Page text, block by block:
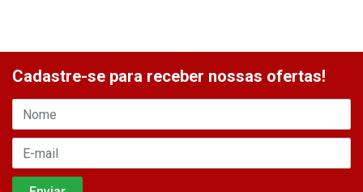
Cadastre-se para receber nossas ofertas!